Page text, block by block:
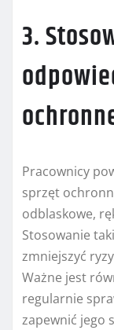
3.
Pracownicy
sprzęt
odblaskowe,
Stosowanie
zmniejszyć
Ważne jest
regularnie
zapewnić jego